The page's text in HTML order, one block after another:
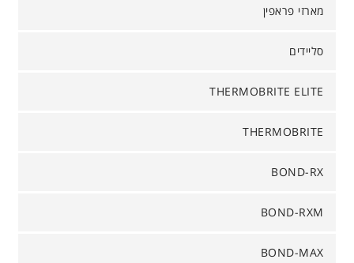
מארזי פראפין
סליידים
THERMOBRITE ELITE
THERMOBRITE
BOND-RX
BOND-RXM
BOND-MAX